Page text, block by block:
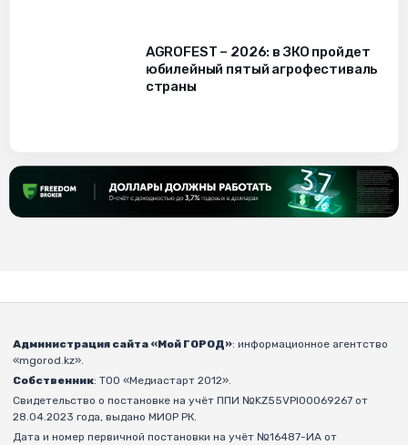
AGROFEST – 2026: в ЗКО пройдет
юбилейный пятый агрофестиваль
страны
Администрация сайта «Мой ГОРОД»: информационное агентство
«mgorod.kz».
Собственник: ТОО «Медиастарт 2012».
Свидетельство о постановке на учёт ППИ №KZ55VPI00069267 от
28.04.2023 года, выдано МИОР РК.
Дата и номер первичной постановки на учёт №16487-ИА от